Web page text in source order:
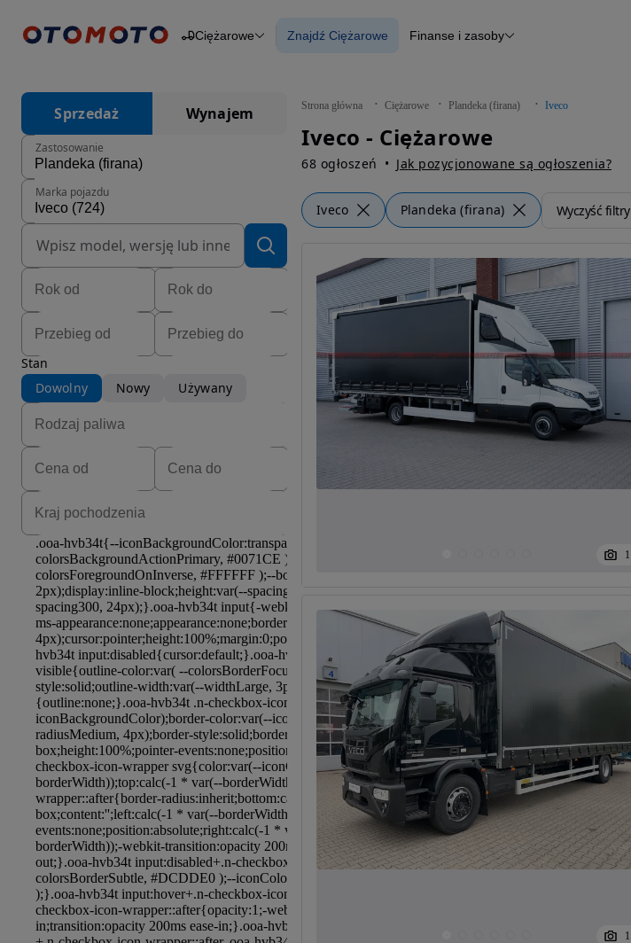
Osobowe
Przyczepy
Ciężarowe Znajdź Ciężarowe Finanse i zasoby
Strona główna Ciężarowe Plandeka (firana) Iveco
Iveco - Ciężarowe
68 ogłoszeń Jak pozycjonowane są ogłoszenia?
Iveco Plandeka (firana) Wyczyść filtry
Sprzedaż Wynajem
Zastosowanie
Marka pojazdu
Stan
Dowolny
Nowy Używany
1
1